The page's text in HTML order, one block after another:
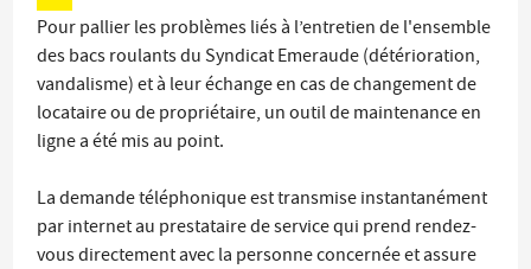
Pour pallier les problèmes liés à l’entretien de l'ensemble
des bacs roulants du Syndicat Emeraude (détérioration,
vandalisme) et à leur échange en cas de changement de
locataire ou de propriétaire, un outil de maintenance en
ligne a été mis au point.
La demande téléphonique est transmise instantanément
par internet au prestataire de service qui prend rendez-
vous directement avec la personne concernée et assure